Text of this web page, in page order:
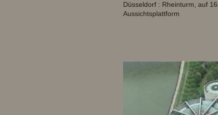
Düsseldorf : Rheinturm, auf
Aussichtsplattform